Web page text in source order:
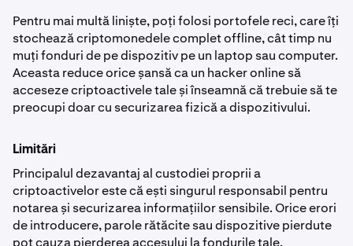
Pentru mai multă liniște, poți folosi portofele reci, care îți
stochează criptomonedele complet offline, cât timp nu
muți fonduri de pe dispozitiv pe un laptop sau computer.
Aceasta reduce orice șansă ca un hacker online să
acceseze criptoactivele tale și înseamnă că trebuie să te
preocupi doar cu securizarea fizică a dispozitivului.
Limitări
Principalul dezavantaj al custodiei proprii a
criptoactivelor este că ești singurul responsabil pentru
notarea și securizarea informațiilor sensibile. Orice erori
de introducere, parole rătăcite sau dispozitive pierdute
pot cauza pierderea accesului la fondurile tale.